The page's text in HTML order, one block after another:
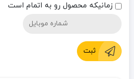
زمانیکه محصول رو به اتمام است
ثبت